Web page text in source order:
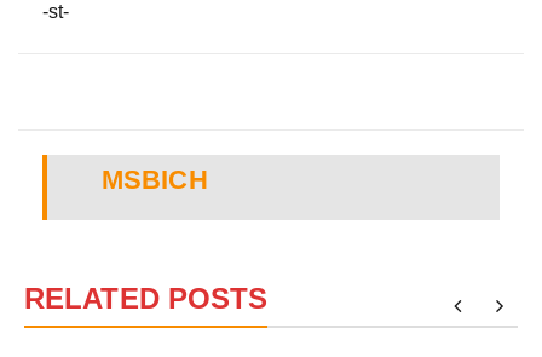
-st-
MSBICH
RELATED POSTS